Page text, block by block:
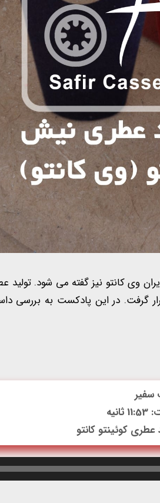
وی کانتو نیز گفته می شود. تولید
گرفت. در این پادکست به بررسی
کوئینتو کانتو